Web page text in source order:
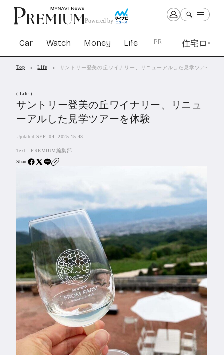
Powered by
Car Watch Money Life PR 住宅ロー
Car Watch Money Life
住宅ローン
SBIネオトレード証券
特集&連載記事
Feature
Series
Top Life サントリー登美の丘ワイナリー、リニューアルした見学ツアーを体
( Life )
サントリー登美の丘ワイナリー、リニュ
ーアルした見学ツアーを体験
Updated SEP. 04, 2025 15:43
Text :PREMIUM編集部
Share